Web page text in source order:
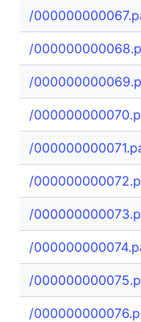
/
/
/
/
/
/
/
/
/
/